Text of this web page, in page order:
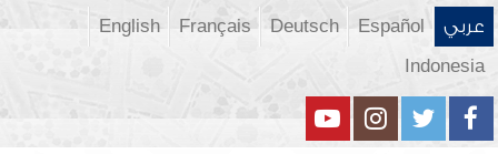
عربي Español
Deutsch
Français
English
Indonesia